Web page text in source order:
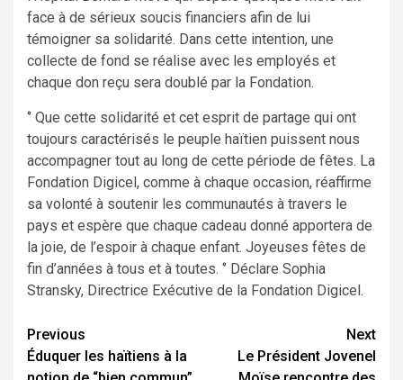
face à de sérieux soucis financiers afin de lui
témoigner sa solidarité. Dans cette intention, une
collecte de fond se réalise avec les employés et
chaque don reçu sera doublé par la Fondation.
‘’ Que cette solidarité et cet esprit de partage qui ont
toujours caractérisés le peuple haïtien puissent nous
accompagner tout au long de cette période de fêtes. La
Fondation Digicel, comme à chaque occasion, réaffirme
sa volonté à soutenir les communautés à travers le
pays et espère que chaque cadeau donné apportera de
la joie, de l’espoir à chaque enfant. Joyeuses fêtes de
fin d’années à tous et à toutes. ‘’ Déclare Sophia
Stransky, Directrice Exécutive de la Fondation Digicel.
Continue
Reading
Previous
Éduquer les haïtiens à la
Next
Le Président Jovenel